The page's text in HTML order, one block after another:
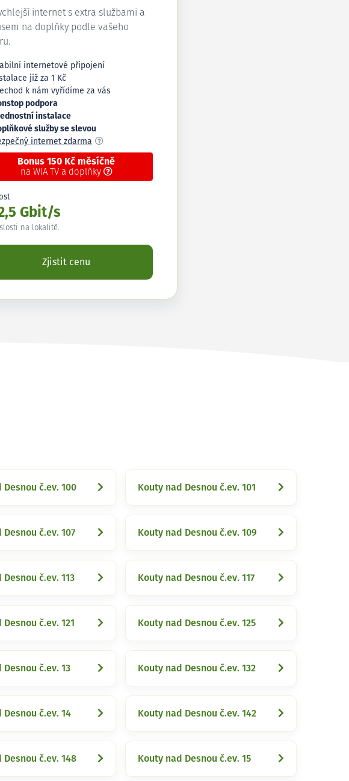
internet s extra službami a
na doplňky podle vašeho
internetové připojení
již za 1 Kč
k nám vyřídíme za vás
podpora
instalace
služby se slevou
internet zdarma
Bonus 150 Kč měsíčně
na WIA TV a doplňky
Gbit/s
na lokalitě.
Zjistit cenu
Desnou č.ev. 100 Kouty nad Desnou č.ev. 101
Desnou č.ev. 107 Kouty nad Desnou č.ev. 109
Desnou č.ev. 113 Kouty nad Desnou č.ev. 117
č.ev. 121 Kouty nad Desnou č.ev. 125
Desnou č.ev. 13 Kouty nad Desnou č.ev. 132
Desnou č.ev. 14 Kouty nad Desnou č.ev. 142
Desnou č.ev. 148 Kouty nad Desnou č.ev. 15